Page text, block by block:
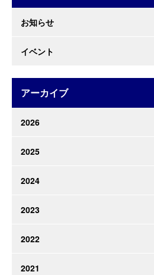
お知らせ
イベント
アーカイブ
2026
2025
2024
2023
2022
2021